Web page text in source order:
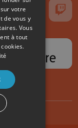
TikToknous sur YouTube
Suivez-nous
votre
de vous y
. Vous
à tout
.